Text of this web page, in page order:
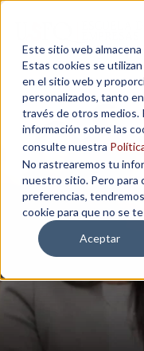
Este sitio web
Estas cookies se
en el sitio web y
personalizados, tanto
través de otros medios.
información sobre las
consulte nuestra
No rastrearemos tu
nuestro sitio. Pero para
preferencias,
cookie para que no se
Aceptar